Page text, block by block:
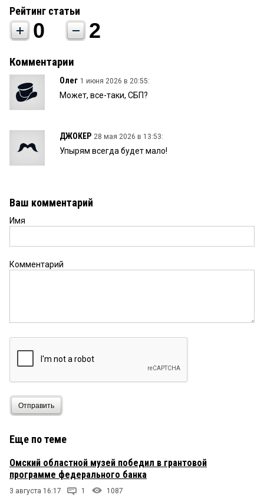
Рейтинг статьи
0 2
Комментарии
Олег 1 июня 2026 в 20:55:
Может, все-таки, СБП?
ДЖОКЕР 28 мая 2026 в 13:53:
Упырям всегда будет мало!
Ваш комментарий
Имя
Комментарий
Отправить
Еще по теме
Омский областной музей победил в грантовой
программе федерального банка
3 августа 16:17 1 1087